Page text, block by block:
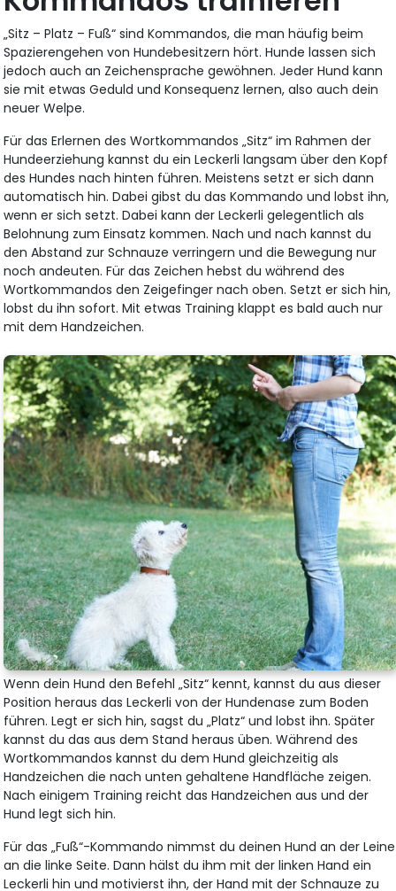
„Sitz – Platz – Fuß“ sind Kommandos, die man häufig beim
Spazierengehen von Hundebesitzern hört. Hunde lassen sich
jedoch auch an Zeichensprache gewöhnen. Jeder Hund kann
sie mit etwas Geduld und Konsequenz lernen, also auch dein
neuer Welpe.
Für das Erlernen des Wortkommandos „Sitz“ im Rahmen der
Hundeerziehung kannst du ein Leckerli langsam über den Kopf
des Hundes nach hinten führen. Meistens setzt er sich dann
automatisch hin. Dabei gibst du das Kommando und lobst ihn,
wenn er sich setzt. Dabei kann der Leckerli gelegentlich als
Belohnung zum Einsatz kommen. Nach und nach kannst du
den Abstand zur Schnauze verringern und die Bewegung nur
noch andeuten. Für das Zeichen hebst du während des
Wortkommandos den Zeigefinger nach oben. Setzt er sich hin,
lobst du ihn sofort. Mit etwas Training klappt es bald auch nur
mit dem Handzeichen.
Wenn dein Hund den Befehl „Sitz“ kennt, kannst du aus dieser
Position heraus das Leckerli von der Hundenase zum Boden
führen. Legt er sich hin, sagst du „Platz“ und lobst ihn. Später
kannst du das aus dem Stand heraus üben. Während des
Wortkommandos kannst du dem Hund gleichzeitig als
Handzeichen die nach unten gehaltene Handfläche zeigen.
Nach einigem Training reicht das Handzeichen aus und der
Hund legt sich hin.
Für das „Fuß“-Kommando nimmst du deinen Hund an der Leine
an die linke Seite. Dann hälst du ihm mit der linken Hand ein
Leckerli hin und motivierst ihn, der Hand mit der Schnauze zu